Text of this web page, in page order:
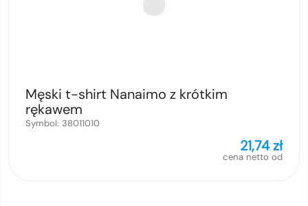
Męski t-shirt Nanaimo z krótkim
rękawem
Symbol: 38011010
21,74zł
cena netto od